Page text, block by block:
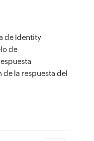
de Identity
de
la respuesta del